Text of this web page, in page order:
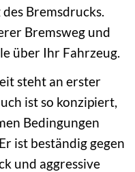
Bremsdrucks.
Bremsweg und
über Ihr Fahrzeug.
steht an erster
ist so konzipiert,
Bedingungen
ist beständig gegen
und aggressive